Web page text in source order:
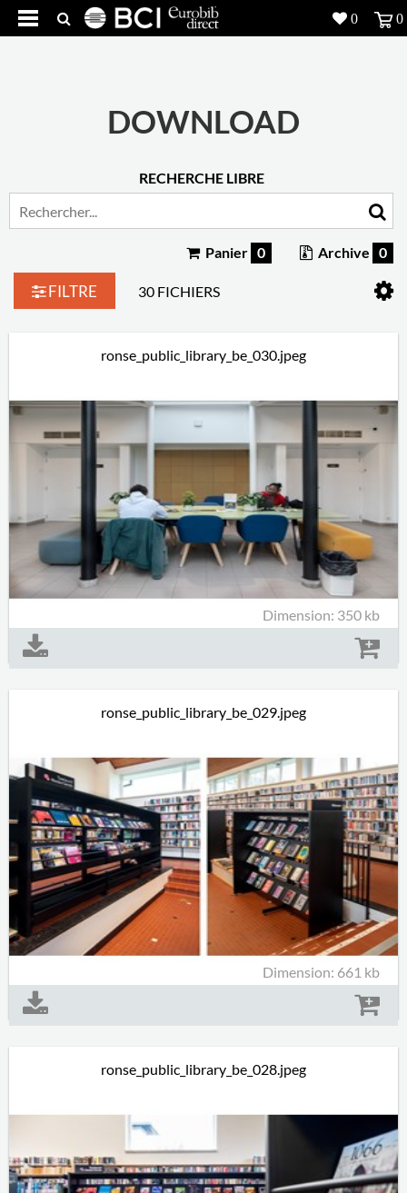
Recherche
Contact
DOWNLOAD
RECHERCHE LIBRE
Panier 0 Archive 0
FILTRE 30 FICHIERS
ronse_public_library_be_030.jpeg
Dimension: 350 kb
ronse_public_library_be_029.jpeg
Dimension: 661 kb
ronse_public_library_be_028.jpeg
0 0